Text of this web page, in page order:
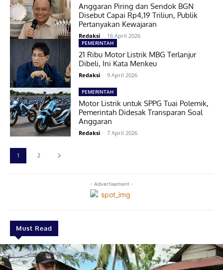
- Advertisement -
Must Read
Anggaran Piring dan Sendok BGN
Disebut Capai Rp4,19 Triliun, Publik
Pertanyakan Kewajaran
Redaksi - 16 April 2026
PEMERINTAH
21 Ribu Motor Listrik MBG Terlanjur
Dibeli, Ini Kata Menkeu
Redaksi - 9 April 2026
PEMERINTAH
Motor Listrik untuk SPPG Tuai Polemik,
Pemerintah Didesak Transparan Soal
Anggaran
Redaksi - 7 April 2026
1 2